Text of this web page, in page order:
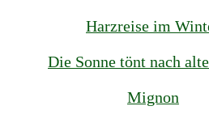
Harzreise im
Die Sonne tönt nach
Mignon